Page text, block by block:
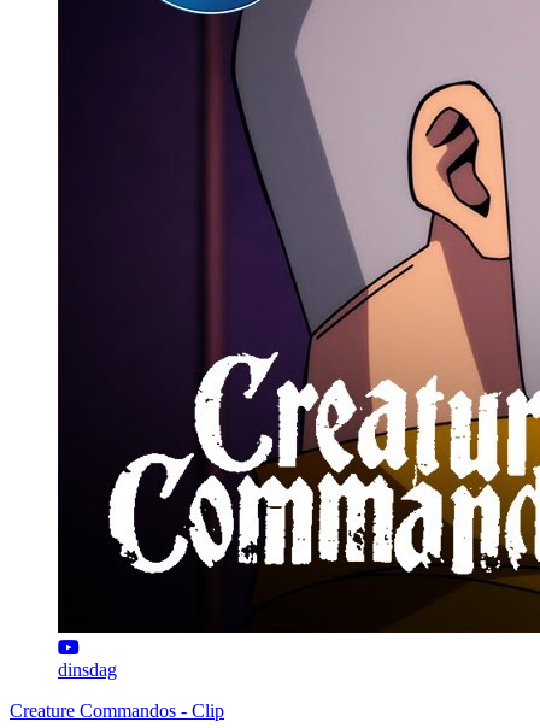
dinsdag
Creature Commandos - Clip